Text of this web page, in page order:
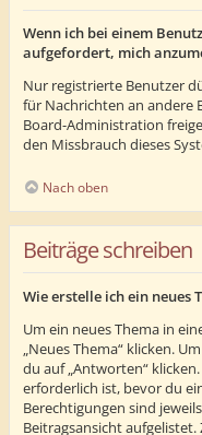
Wenn ich bei einem
aufgefordert, mich
Nur registrierte Benutzer
für Nachrichten an andere
Board-Administration
den Missbrauch dieses
Nach oben
Beiträge schreiben
Wie erstelle ich ein neues
Um ein neues Thema in
„Neues Thema“ klicken.
du auf „Antworten“
erforderlich ist, bevor du
Berechtigungen sind
Beitragsansicht aufgelistet.